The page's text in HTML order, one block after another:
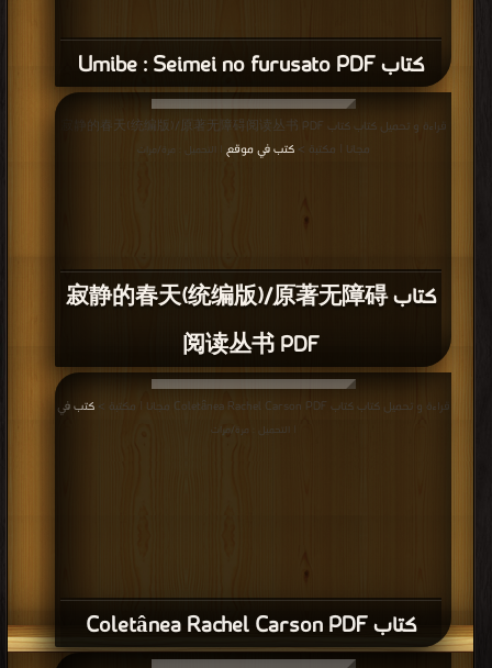
كتاب Umibe : Seimei no furusato PDF
كتاب 寂静的春天(统编版)/原著无障碍
阅读丛书 PDF
قراءة و تحميل كتاب كتاب 寂静的春天(统编版)/原著无障碍阅读丛书 PDF
مجانا | مكتبة >كتب في موقع | التحميل : مرة/مرات
كتاب Coletânea Rachel Carson PDF
قراءة و تحميل كتاب كتاب Coletânea Rachel Carson PDF مجانا | مكتبة > كتب في
| التحميل : مرة/مرات